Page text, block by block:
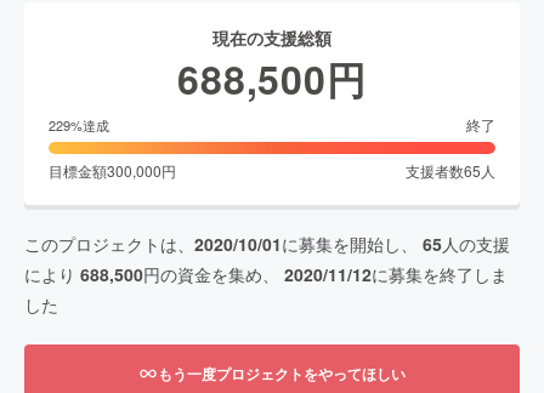
現在の支援総額
688,500円
229%達成 終了
目標金額300,000円 支援者数65 人
このプロジェクトは、 2020/10/01に募集を開始し、 65人の支援
により 688,500円の資金を集め、 2020/11/12に募集を終了しま
した
もう一度プロジェクトをやってほしい